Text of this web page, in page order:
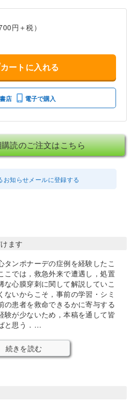
円＋税）
カートに入れる
書店 電子で購入
読のご注文はこちら
お知らせメールに登録する
ます
タンポナーデの症例を経験したこ
こでは，救急外来で遭遇し，処置
な心膜穿刺に関して解説していこ
ないからこそ，事前の学習・シミ
の患者を救命できるかに寄与する
験が少ないため，本稿を通して皆
と思う．…
続きを読む